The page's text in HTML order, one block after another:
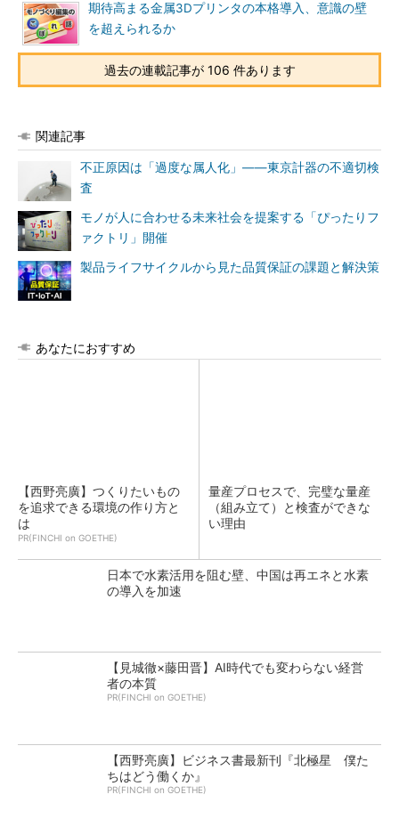
期待高まる金属3Dプリンタの本格導入、意識の壁
を超えられるか
過去の連載記事が 106 件あります
関連記事
不正原因は「過度な属人化」――東京計器の不適切検
査
モノが人に合わせる未来社会を提案する「ぴったりフ
ァクトリ」開催
製品ライフサイクルから見た品質保証の課題と解決策
あなたにおすすめ
【西野亮廣】つくりたいもの
を追求できる環境の作り方と
は
PR(FINCHI on GOETHE)
量産プロセスで、完璧な量産
（組み立て）と検査ができな
い理由
日本で水素活用を阻む壁、中国は再エネと水素
の導入を加速
【見城徹×藤田晋】AI時代でも変わらない経営
者の本質
PR(FINCHI on GOETHE)
【西野亮廣】ビジネス書最新刊『北極星 僕た
ちはどう働くか』
PR(FINCHI on GOETHE)